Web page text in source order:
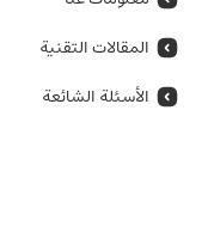
المقالات التقنية
الأسئلة الشائعة